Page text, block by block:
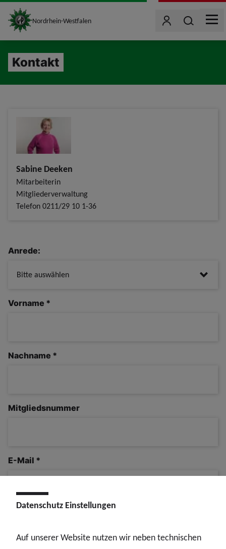
site_logo
Nordrhein-Westfalen BenutzerWonach
MENU
Kontakt
Sabine Deeken
Mitarbeiterin
Mitgliederverwaltung
Telefon 0211/29 10 1-36
Anrede:
Vorname *
Nachname *
Mitgliedsnummer
E-Mail *
Datenschutz Einstellungen
Auf unserer Website nutzen wir neben technischen